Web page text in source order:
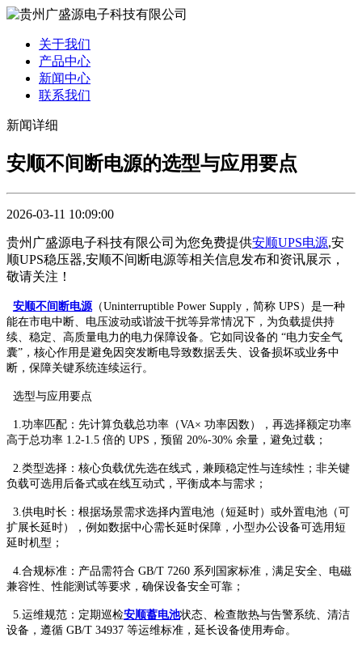
关于我们
产品中心
新闻中心
联系我们
新闻详细
安顺不间断电源的选型与应用要点
2026-03-11 10:09:00
贵州广盛源电子科技有限公司为您免费提供安顺UPS电源,安
顺UPS稳压器,安顺不间断电源等相关信息发布和资讯展示，
敬请关注！
安顺不间断电源 （Uninterruptible Power Supply，简称 UPS）是一种
能在市电中断、电压波动或谐波干扰等异常情况下，为负载提供持
续、稳定、高质量电力的电力保障设备。它如同设备的 “电力安全气
囊”，核心作用是避免因突发断电导致数据丢失、设备损坏或业务中
断，保障关键系统连续运行。
选型与应用要点
1.功率匹配：先计算负载总功率（VA× 功率因数），再选择额定功率
高于总功率 1.2-1.5 倍的 UPS，预留 20%-30% 余量，避免过载；
2.类型选择：核心负载优先选在线式，兼顾稳定性与连续性；非关键
负载可选用后备式或在线互动式，平衡成本与需求；
3.供电时长：根据场景需求选择内置电池（短延时）或外置电池（可
扩展长延时），例如数据中心需长延时保障，小型办公设备可选用短
延时机型；
4.合规标准：产品需符合 GB/T 7260 系列国家标准，满足安全、电磁
兼容性、性能测试等要求，确保设备安全可靠；
5.运维规范：定期巡检安顺蓄电池状态、检查散热与告警系统、清洁
设备，遵循 GB/T 34937 等运维标准，延长设备使用寿命。